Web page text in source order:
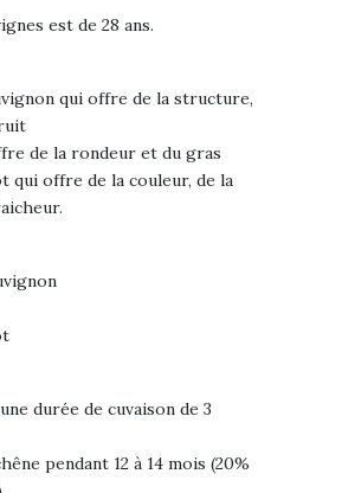
est de 28 ans.
qui offre de la structure,
de la rondeur et du gras
qui offre de la couleur, de la
durée de cuvaison de 3
pendant 12 à 14 mois (20%